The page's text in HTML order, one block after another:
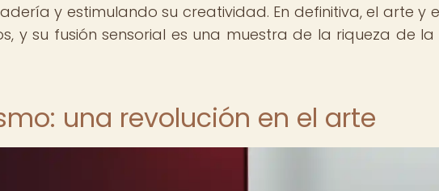
y estimulando su creatividad. En definitiva, el arte y
y su fusión sensorial es una muestra de la riqueza de
una revolución en el arte